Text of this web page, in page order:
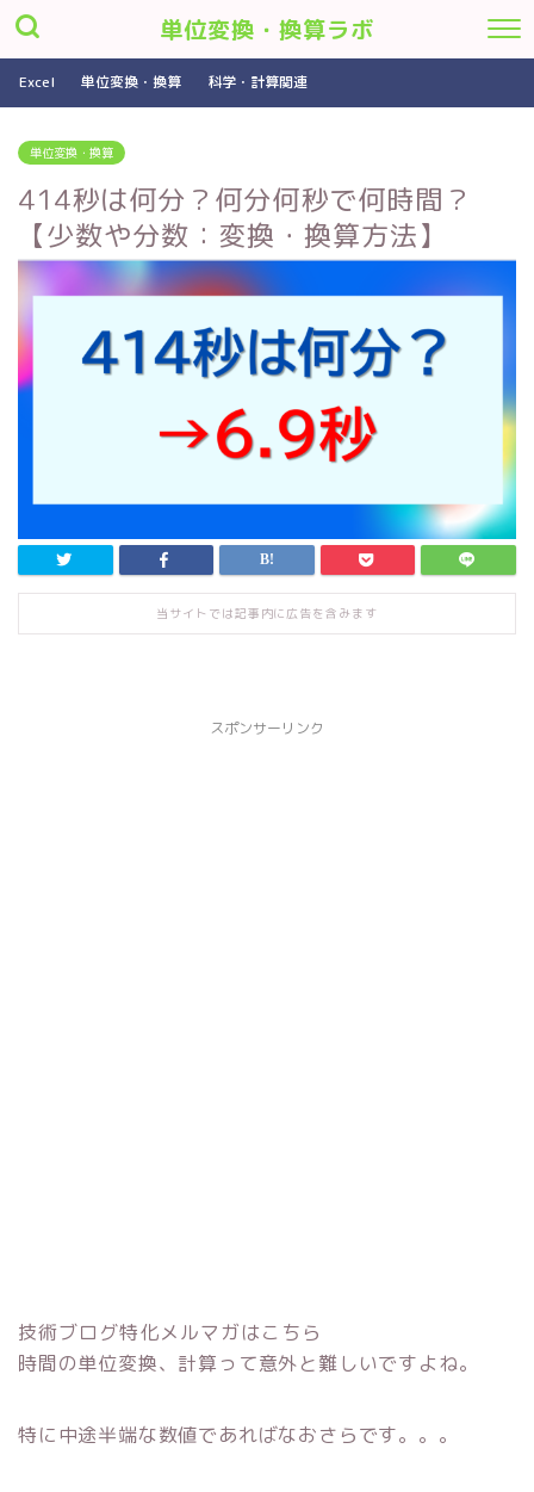
単位変換・換算ラボ
Excel 単位変換・換算 科学・計算関連
単位変換・換算
414秒は何分？何分何秒で何時間？
【少数や分数：変換・換算方法】
当サイトでは記事内に広告を含みます
スポンサーリンク
技術ブログ特化メルマガはこちら
時間の単位変換、計算って意外と難しいですよね。
特に中途半端な数値であればなおさらです。。。